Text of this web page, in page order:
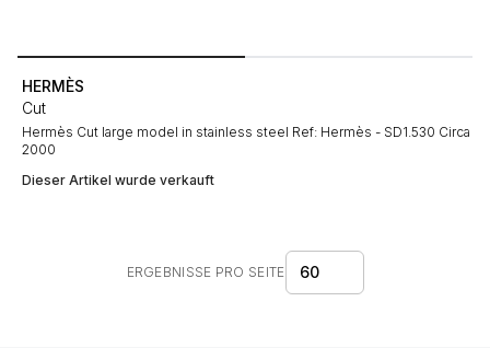
HERMÈS
Cut
Hermès Cut large model in stainless steel Ref: Hermès - SD1.530 Circa
2000
Dieser Artikel wurde verkauft
ERGEBNISSE PRO SEITE 60